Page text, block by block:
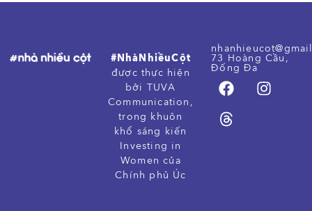
#NhàNhiềuCột
được thực hiện
bởi TUVA
Communication,
trong khuôn
khổ sáng kiến
Investing in
Women của
Chính phủ Úc
73 Hoàng Cầu,
Đống Đa